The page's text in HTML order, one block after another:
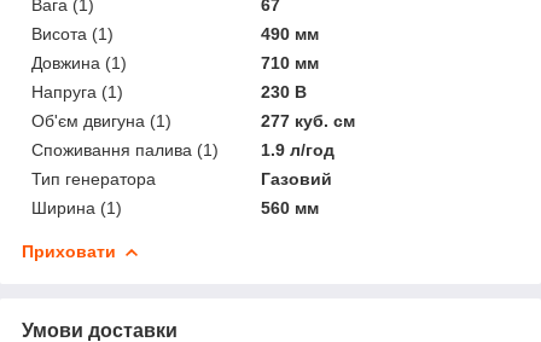
Вага (1)
67
Висота (1)
490 мм
Довжина (1)
710 мм
Напруга (1)
230 В
Об'єм двигуна (1)
277 куб. см
Споживання палива (1)
1.9 л/год
Тип генератора
Газовий
Ширина (1)
560 мм
Приховати
Умови доставки